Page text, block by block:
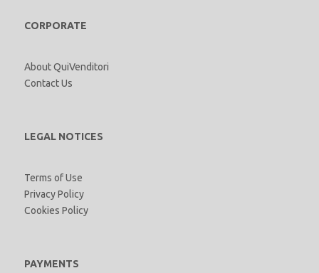
CORPORATE
About QuiVenditori
Contact Us
LEGAL NOTICES
Terms of Use
Privacy Policy
Cookies Policy
PAYMENTS